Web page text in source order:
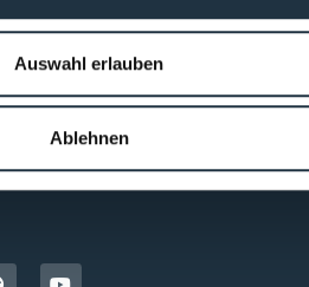
Auswahl erlauben
Ablehnen